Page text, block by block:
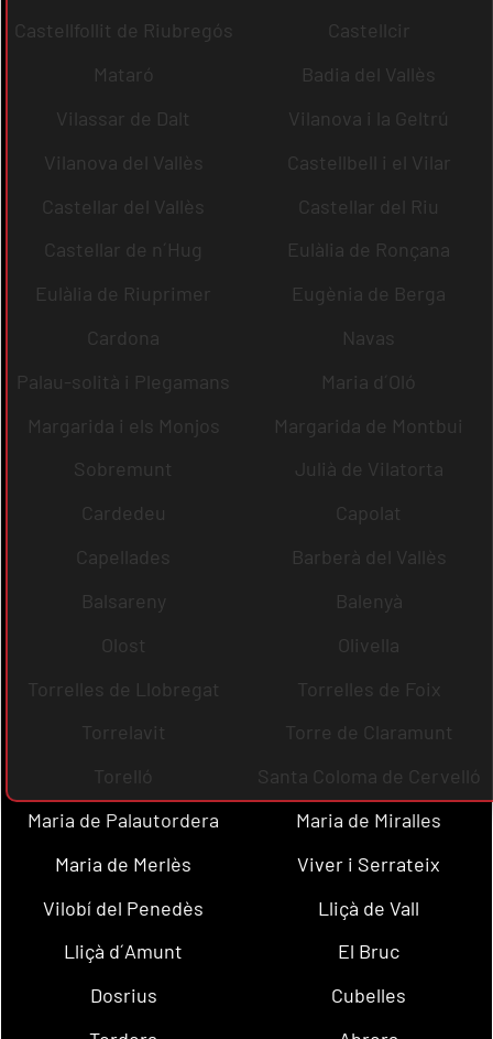
Castellfollit de Riubregós
Castellcir
Mataró
Badia del Vallès
Vilassar de Dalt
Vilanova i la Geltrú
Vilanova del Vallès
Castellbell i el Vilar
Castellar del Vallès
Castellar del Riu
Castellar de n´Hug
Eulàlia de Ronçana
Eulàlia de Riuprimer
Eugènia de Berga
Cardona
Navas
Palau-solità i Plegamans
Maria d´Oló
Margarida i els Monjos
Margarida de Montbui
Sobremunt
Julià de Vilatorta
Cardedeu
Capolat
Capellades
Barberà del Vallès
Balsareny
Balenyà
Olost
Olivella
Torrelles de Llobregat
Torrelles de Foix
Torrelavit
Torre de Claramunt
Torelló
Santa Coloma de Cervelló
Maria de Palautordera
Maria de Miralles
Maria de Merlès
Viver i Serrateix
Vilobí del Penedès
Lliçà de Vall
Lliçà d´Amunt
El Bruc
Dosrius
Cubelles